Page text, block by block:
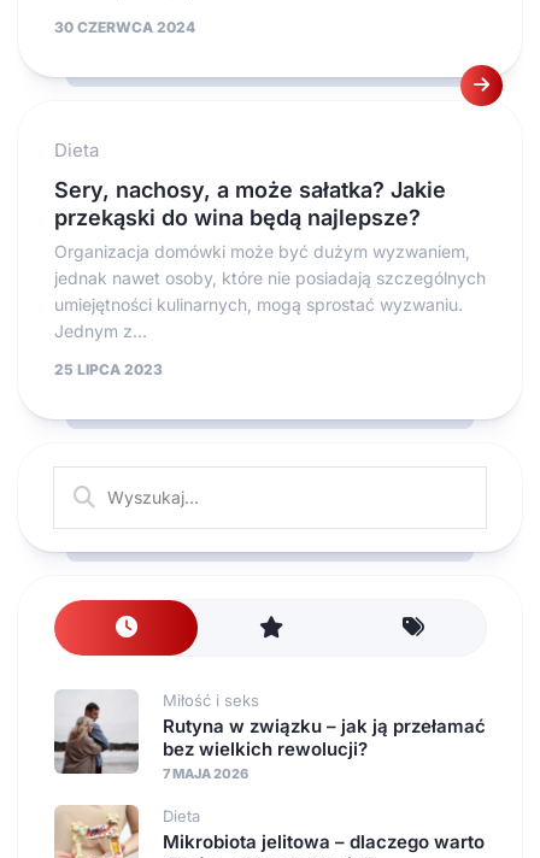
30 CZERWCA 2024
Dieta
Sery, nachosy, a może sałatka? Jakie
przekąski do wina będą najlepsze?
Organizacja domówki może być dużym wyzwaniem,
jednak nawet osoby, które nie posiadają szczególnych
umiejętności kulinarnych, mogą sprostać wyzwaniu.
Jednym z...
25 LIPCA 2023
Miłość i seks
Rutyna w związku – jak ją przełamać
bez wielkich rewolucji?
7 MAJA 2026
Dieta
Mikrobiota jelitowa – dlaczego warto